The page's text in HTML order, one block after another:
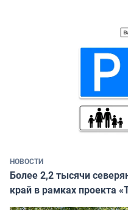
НОВОСТИ
Более 2,2 тысячи
край в рамках проекта